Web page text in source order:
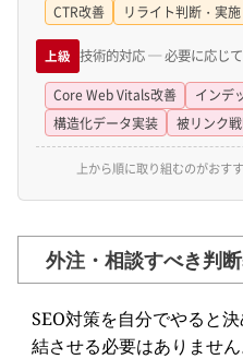
CTR改善
リライト判断・実施
上級 技術的対応 ─ 必要に応じて
Core Web Vitals改善
インデ
構造化データ実装
被リンク
上から順に取り組むのがおす
外注・相談すべき判
SEO対策を自分でやると
結させる必要はありません